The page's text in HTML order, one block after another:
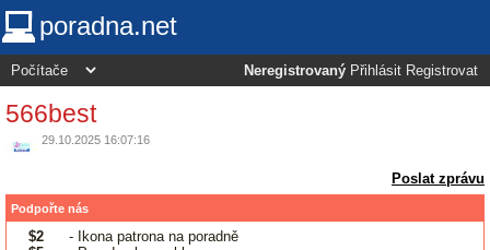
poradna.net
Neregistrovaný Přihlásit Registrovat
566best
29.10.2025 16:07:16
Poslat zprávu
Podpořte nás
$2
- Ikona patrona na poradně